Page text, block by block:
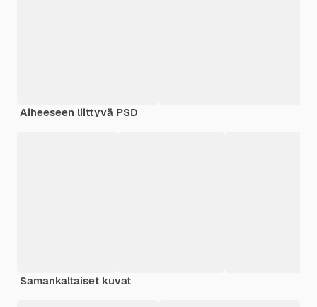
Aiheeseen liittyvä PSD
Samankaltaiset kuvat